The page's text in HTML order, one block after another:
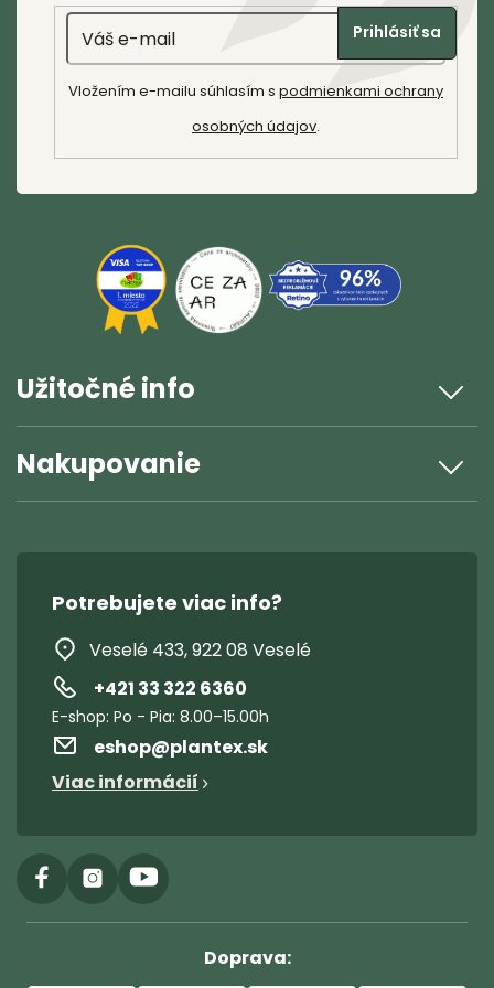
v
p
i
s
u
Email
Vložením e-mailu súhlasím s podmienkami ochrany
osobných údajov.
Prihlásiť sa
Užitočné info
Nakupovanie
Potrebujete viac info?
Veselé 433, 922 08 Veselé
eshop@plantex.sk
+421 33 322 6360
Viac informácií
Doprava:
Riešenie reklamácie